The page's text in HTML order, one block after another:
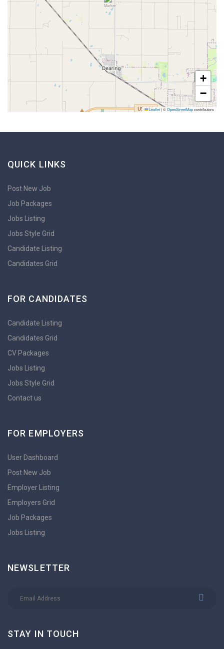
+
−
Leaflet|©OpenStreetMapcontributors
QUICK LINKS
Post New Job
Job Packages
Jobs Listing
Jobs Style Grid
Candidate Listing
Candidates Grid
FOR CANDIDATES
Candidate Listing
Candidates Grid
CV Packages
Jobs Listing
Jobs Style Grid
Contact us
FOR EMPLOYERS
User Dashboard
Post New Job
Employer Listing
Employers Grid
Job Packages
Jobs Listing
NEWSLETTER
STAY IN TOUCH